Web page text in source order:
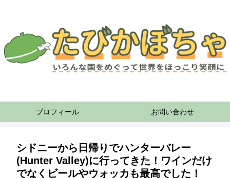
プロフィール お問い合わせ
シドニーから日帰りでハンターバレー
(Hunter Valley)に行ってきた！ワインだけ
でなくビールやウォッカも最高でした！